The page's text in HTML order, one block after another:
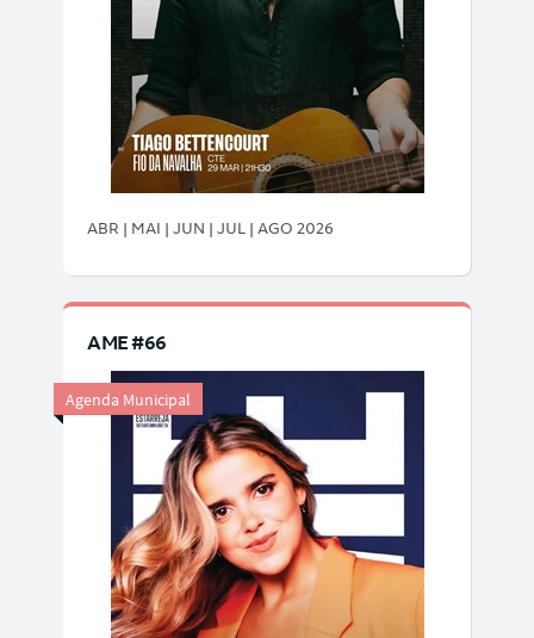
ABR | MAI | JUN | JUL | AGO 2026
AME #66
Agenda Municipal